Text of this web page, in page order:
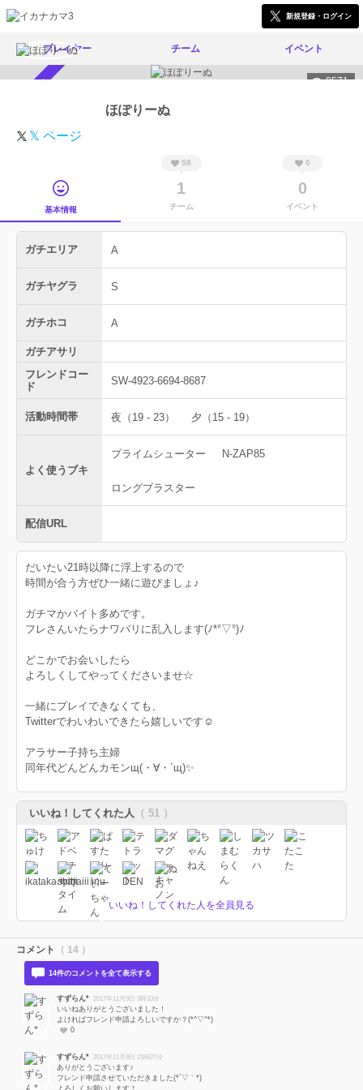
新規登録・ログイン
プレイヤー チーム イベント
8571
ほぽりーぬ
𝕏 ページ
基本情報
58
1
チーム
0
0
イベント
ガチエリア A
ガチヤグラ S
ガチホコ A
ガチアサリ
フレンドコー
ド
SW-4923-6694-8687
活動時間帯 夜（19 - 23） 夕（15 - 19）
よく使うブキ
プライムシューター N-ZAP85
ロングブラスター
配信URL
だいたい21時以降に浮上するので
時間が合う方ぜひ一緒に遊びましょ♪
ガチマかバイト多めです。
フレさんいたらナワバリに乱入します(ﾉ*°▽°)ﾉ
どこかでお会いしたら
よろしくしてやってくださいませ☆
一緒にプレイできなくても、
Twitterでわいわいできたら嬉しいです☺️
アラサー子持ち主婦
同年代どんどんカモンщ(・∀・´щ)✨
いいね！してくれた人 （ 51 ）
いいね！してくれた人を全員見る
コメント （ 14 ）
14件のコメントを全て表示する
すずらん* 2017年11月9日 3時33分
いいねありがとうございました！
よければフレンド申請よろしいですか？(*^▽^*)
0
すずらん* 2017年11月9日 21時27分
ありがとうございます♪
フレンド申請させていただきました(*´▽｀*)
よろしくお願いします！